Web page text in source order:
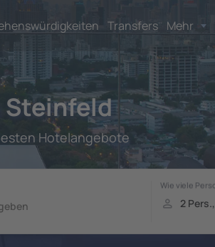
Transfers Mehr
Steinfeld
Hotelangebote